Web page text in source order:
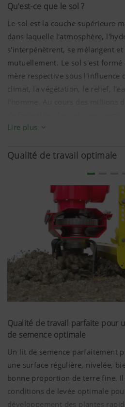
Qu'est-ce que le sol ?
Le sol est la couche supérieure
dans laquelle l'atmosphère,
s'interpénètrent, se mélangent
mutuellement. Le sol s'est
mère respective sous l'influence
climat, la végétation, le relief,
différentes couches et différents
Différents types de sols
séquences d'horizons
exemple la terre brune. Ces
caractéristiques et des
permet de tirer des conclusions
formation et d'identifier des
dont il faut tenir compte dans la
des plantes.
Texture du sol
Le type de sol est la
particules minérales. On
dont la granulométrie est
constituent le squelette du sol, et
les grains primaires sont répartis
différentes : sable, limon et
s'étendent d'un diamètre
argiles fines à2 mmpour le
Lire plus
Qualité de travail optimale
Qualité de travail parfaite pour
de semence optimale
Un lit de semence parfaitement
une surface régulière, nivelée,
bonne proportion de terre fine. Il
conditions de levée optimale
développement des plantes